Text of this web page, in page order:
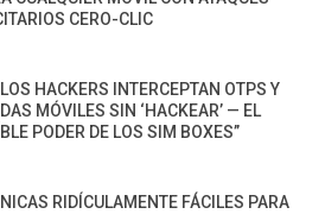
CERO-CLIC
HACKERS INTERCEPTAN OTPS Y
MÓVILES SIN ‘HACKEAR’ — EL
PODER DE LOS SIM BOXES”
RIDÍCULAMENTE FÁCILES PARA